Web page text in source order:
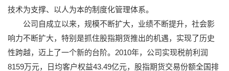
技术为支撑、以人为本的制度化管理体系。
公司自成立以来，规模不断扩大，业绩不断提升，社会影
响力不断扩大，特别是抓住股指期货推出的机遇，实现了历史
性跨越，迈上了一个新的台阶。2010年，公司实现税前利润
8159万元，日均客户权益43.49亿元，股指期货交易份额全国排